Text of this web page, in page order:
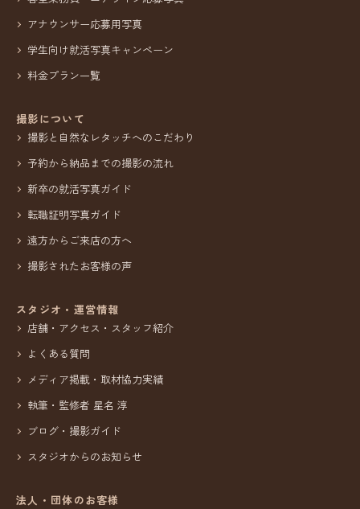
アナウンサー応募用写真
学生向け就活写真キャンペーン
料金プラン一覧
撮影について
撮影と自然なレタッチへのこだわり
予約から納品までの撮影の流れ
新卒の就活写真ガイド
転職証明写真ガイド
遠方からご来店の方へ
撮影されたお客様の声
スタジオ・運営情報
店舗・アクセス・スタッフ紹介
よくある質問
メディア掲載・取材協力実績
執筆・監修者 星名 淳
ブログ・撮影ガイド
スタジオからのお知らせ
法人・団体のお客様